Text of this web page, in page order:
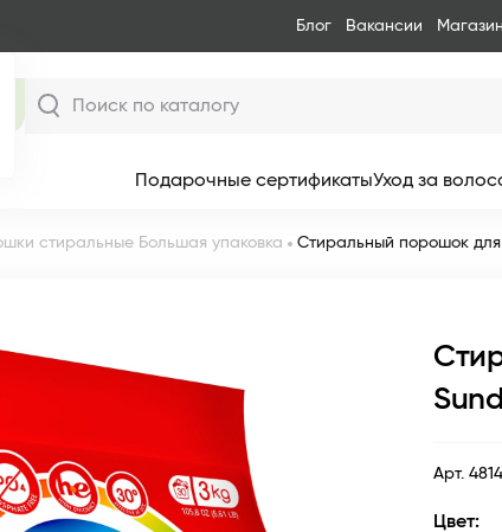
Блог Вакансии
Подарочные сертификатыУход за
стиральные Большая упаковка Стиральный порошок
Арт.
Цвет: